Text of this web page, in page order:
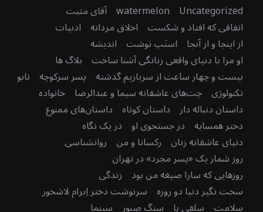
Uncategorized
watermelon آقای مثبت
اتفاقی که افتاد و شکست اخلاق مردانه ادبیات
از اینجا و از آنجا اسنَپ نوشت اندیشه
او مرا با دنیای واقعی زنانگی آشنا ساخت بلاگ ها
بیست و چهار ساعت از سربازیم گذشته پسر سرکوچه تابو
تکنولوژی چت‌های عاشقانه سیما و عبدالرضا خانواده
داستان دنباله دار داستان کوتاه داستان‌های ممنوع
دختر همسایه در جستجوی او در یک نگاه
دنیای عاشقانه زنان رکسانا و من روانشناسی
روز شمار یک «پسر مجرد» در تهران
روزهایی که سارا صیغه من بود زندگی
سخت نگیر دنیا دو روزه سرنوشت دختر اِبرام لاشخور
سلامت سلفی پا سنگ صبور سینما